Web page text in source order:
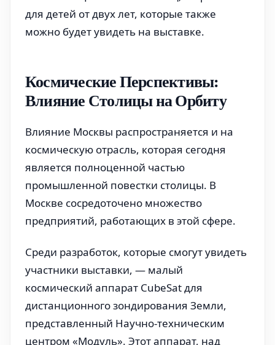
для детей от двух лет, которые также
можно будет увидеть на выставке.
Космические Перспективы:
Влияние Столицы на Орбиту
Влияние Москвы распространяется и на
космическую отрасль, которая сегодня
является полноценной частью
промышленной повестки столицы. В
Москве сосредоточено множество
предприятий, работающих в этой сфере.
Среди разработок, которые смогут увидеть
участники выставки, — малый
космический аппарат CubeSat для
дистанционного зондирования Земли,
представленный Научно-техническим
центром «Модуль». Этот аппарат, над